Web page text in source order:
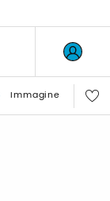
Immagine